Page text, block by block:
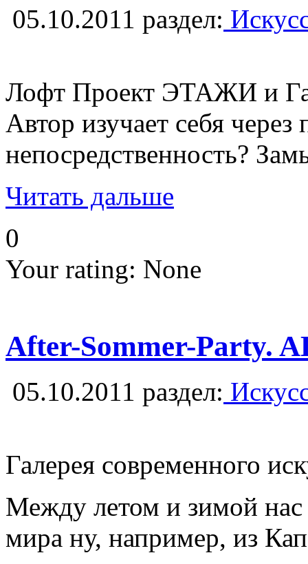
05.10.2011 раздел:
Лофт Проект ЭТАЖИ и
Автор изучает себя
непосредственность?
Читать дальше
0
Your rating: None
After-Sommer-Party.
05.10.2011 раздел:
Галерея современного
Между летом и зимой нас
мира ну, например, из